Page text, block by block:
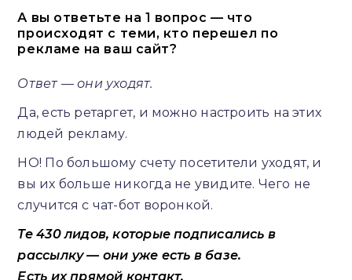
А вы ответьте на 1 вопрос — что
происходят с теми, кто перешел по
рекламе на ваш сайт?
Ответ — они уходят.
Да, есть ретаргет, и можно настроить на этих
людей рекламу.
НО! По большому счету посетители уходят, и
вы их больше никогда не увидите. Чего не
случится с чат-бот воронкой.
Те 430 лидов, которые подписались в
рассылку — они уже есть в базе.
Есть их прямой контакт.